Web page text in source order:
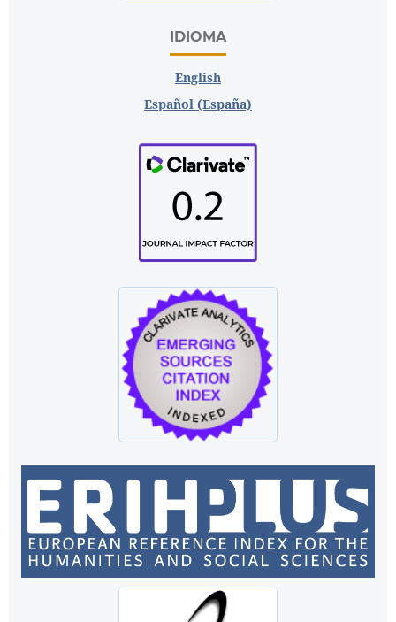
IDIOMA
English
Español (España)